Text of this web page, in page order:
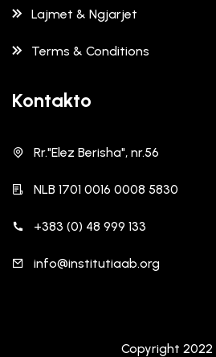
Lajmet & Ngjarjet
Terms & Conditions
Kontakto
Rr."Elez Berisha", nr.56
NLB 1701 0016 0008 5830
+383 (0) 48 999 133
info@institutiaab.org
Copyright 2022